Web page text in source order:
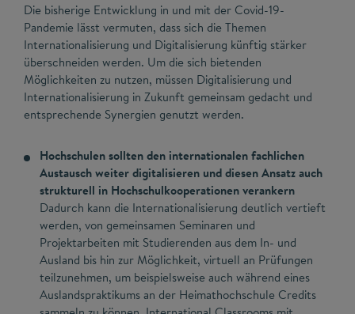
Die bisherige Entwicklung in und mit der Covid-19-
Pandemie lässt vermuten, dass sich die Themen
Internationalisierung und Digitalisierung künftig stärker
überschneiden werden. Um die sich bietenden
Möglichkeiten zu nutzen, müssen Digitalisierung und
Internationalisierung in Zukunft gemeinsam gedacht und
entsprechende Synergien genutzt werden.
Hochschulen sollten den internationalen fachlichen
Austausch weiter digitalisieren und diesen Ansatz auch
strukturell in Hochschulkooperationen verankern
Dadurch kann die Internationalisierung deutlich vertieft
werden, von gemeinsamen Seminaren und
Projektarbeiten mit Studierenden aus dem In- und
Ausland bis hin zur Möglichkeit, virtuell an Prüfungen
teilzunehmen, um beispielsweise auch während eines
Auslandspraktikums an der Heimathochschule Credits